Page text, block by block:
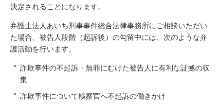
決定されることになります。
弁護士法人あいち刑事事件総合法律事務所にご相談いただい
た場合、被告人段階（起訴後）の勾留中には、次のような弁
護活動を行います。
詐欺事件の不起訴・無罪にむけた被告人に有利な証拠の収
集
詐欺事件について検察官へ不起訴の働きかけ